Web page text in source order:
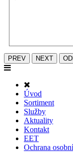
PREV NEXT
Úvod
Sortiment
Služby
Aktuality
Kontakt
EET
Ochrana